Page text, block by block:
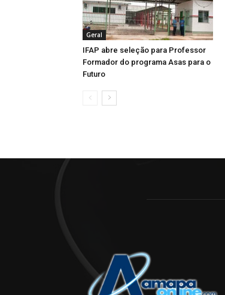
Geral
IFAP abre seleção para Professor
Formador do programa Asas para o
Futuro